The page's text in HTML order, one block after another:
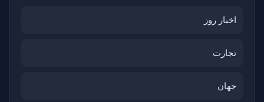
اخبار روز
تجارت
جهان